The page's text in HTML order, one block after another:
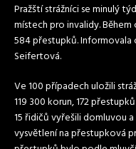
Pražští strážníci se minulý
místech pro invalidy.
584 přestupků.
Seifertová.
Ve 100 případech uložili
119 300 korun, 172
15 řidičů vyřešili domluvou
vysvětlení na přestupková